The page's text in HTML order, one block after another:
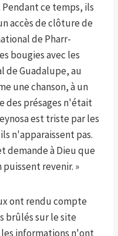
ce temps, ils
accès de clôture de
de Pharr-
bougies avec les
de Guadalupe, au
une chanson, à un
des présages n'était
est triste par les
n'apparaissent pas.
demande à Dieu que
puissent revenir. »
ont rendu compte
brûlés sur le site
informations n'ont